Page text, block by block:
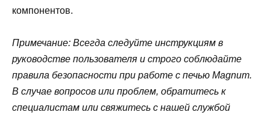
компонентов.
Примечание: Всегда следуйте инструкциям в
руководстве пользователя и строго соблюдайте
правила безопасности при работе с печью Magnum.
В случае вопросов или проблем, обратитесь к
специалистам или свяжитесь с нашей службой